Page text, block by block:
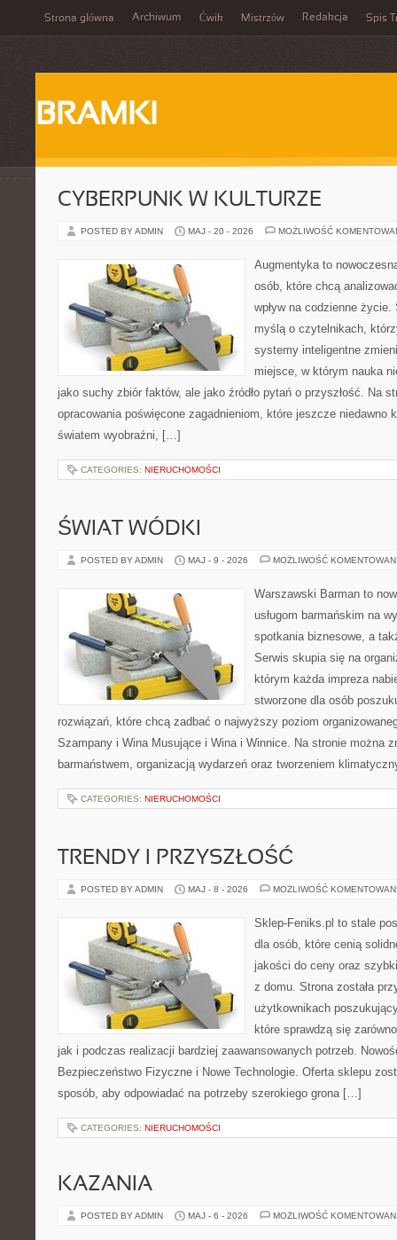
Strona główna Archiwum Ćwik Mistrzów Redakcja Spis
BRAMKI
CYBERPUNK W KULTURZE
POSTED BY ADMIN MAJ - 20 - 2026 MOŻLIWOŚĆ
Augmentyka to
osób, które chcą
wpływ na codzienne
myślą o czytelnikach,
systemy inteligentne
miejsce, w którym nauka
jako suchy zbiór faktów, ale jako źródło pytań o przyszłość. Na
opracowania poświęcone zagadnieniom, które jeszcze niedawno
światem wyobraźni, […]
CATEGORIES: NIERUCHOMOŚCI
ŚWIAT WÓDKI
POSTED BY ADMIN MAJ - 9 - 2026 MOŻLIWOŚĆ
Warszawski Barman to
usługom barmańskim na
spotkania biznesowe, a
Serwis skupia się na
którym każda impreza
stworzone dla osób
rozwiązań, które chcą zadbać o najwyższy poziom
Szampany i Wina Musujące i Wina i Winnice. Na stronie można
barmaństwem, organizacją wydarzeń oraz tworzeniem
CATEGORIES: NIERUCHOMOŚCI
TRENDY I PRZYSZŁOŚĆ
POSTED BY ADMIN MAJ - 8 - 2026 MOŻLIWOŚĆ
Sklep-Feniks.pl to stale
dla osób, które cenią
jakości do ceny oraz
z domu. Strona została
użytkownikach
które sprawdzą się
jak i podczas realizacji bardziej zaawansowanych potrzeb.
Bezpieczeństwo Fizyczne i Nowe Technologie. Oferta sklepu
sposób, aby odpowiadać na potrzeby szerokiego grona […]
CATEGORIES: NIERUCHOMOŚCI
KAZANIA
POSTED BY ADMIN MAJ - 6 - 2026 MOŻLIWOŚĆ